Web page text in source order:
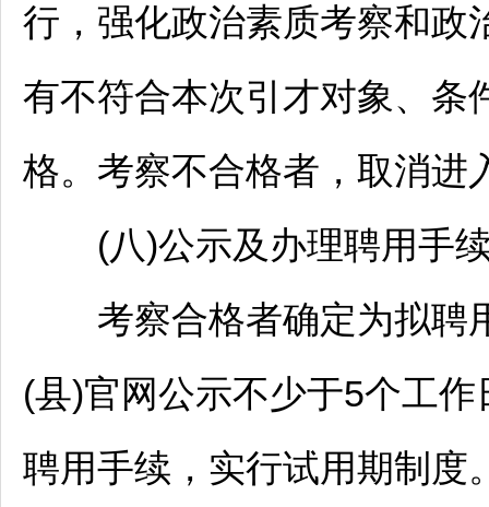
行，强化政治素质考察和政
有不符合本次引才对象、条
格。考察不合格者，取消进
(八)公示及办理聘用手
考察合格者确定为拟聘
(县)官网公示不少于5个工
聘用手续，实行试用期制度